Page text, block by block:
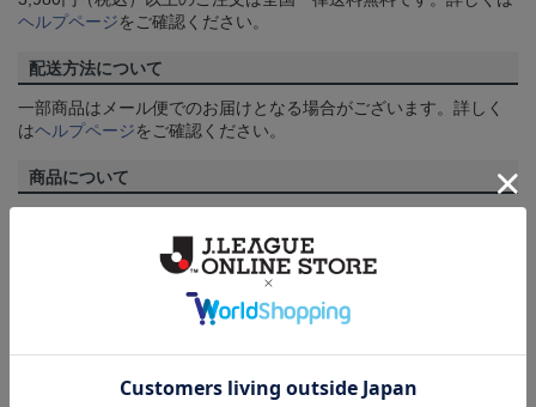
ヘルプページをご確認ください。
配送方法について
一部商品はメール便でのお届けとなる場合がございます。詳しく
はヘルプページをご確認ください。
商品について
商品画像は、お使いのパソコンのモニターおよびスマートフォン
のメーカー・機種・画面設定等により、実際の商品の色と異なっ
て見える場合がございます。あらかじめご了承ください。
取り扱い商品によっては、パッケージやデザインなどの仕様が予